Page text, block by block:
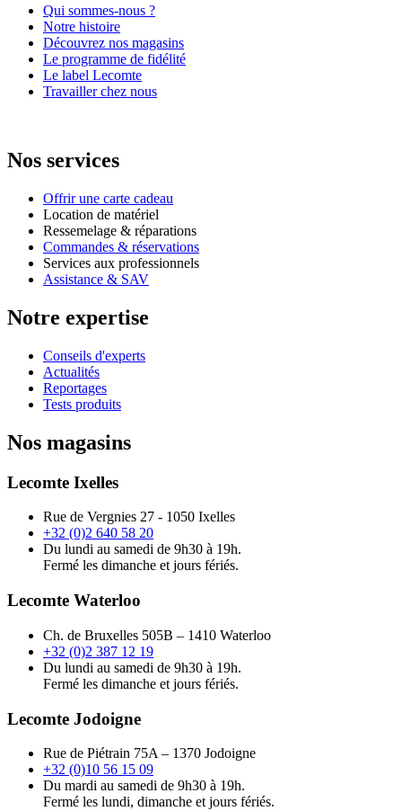
Qui sommes-nous ?
Notre histoire
Découvrez nos magasins
Le programme de fidélité
Le label Lecomte
Travailler chez nous
Nos services
Offrir une carte cadeau
Location de matériel
Ressemelage & réparations
Commandes & réservations
Services aux professionnels
Assistance & SAV
Notre expertise
Conseils d'experts
Actualités
Reportages
Tests produits
Nos magasins
Lecomte Ixelles
Rue de Vergnies 27 - 1050 Ixelles
+32 (0)2 640 58 20
Du lundi au samedi de 9h30 à 19h.
Fermé les dimanche et jours fériés.
Lecomte Waterloo
Ch. de Bruxelles 505B – 1410 Waterloo
+32 (0)2 387 12 19
Du lundi au samedi de 9h30 à 19h.
Fermé les dimanche et jours fériés.
Lecomte Jodoigne
Rue de Piétrain 75A – 1370 Jodoigne
+32 (0)10 56 15 09
Du mardi au samedi de 9h30 à 19h.
Fermé les lundi, dimanche et jours fériés.